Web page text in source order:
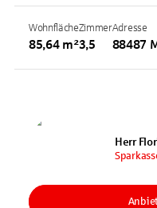
Wohnfläche
85,64 m²
Zimmer
3,5
Adresse
88487
Herr